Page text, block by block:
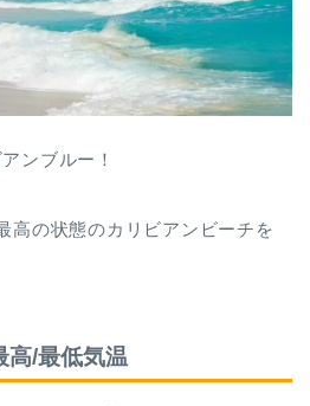
ンブルー！
高の状態のカリビアンビーチを
高/最低気温